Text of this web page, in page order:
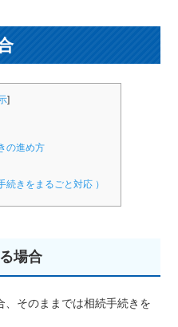
]
の進め方
きをまるごと対応 ）
場合
、そのままでは相続手続きを